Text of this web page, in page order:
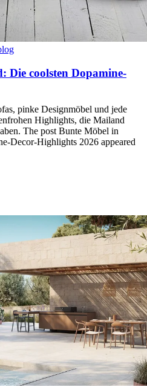
Die coolsten Dopamine-
pinke Designmöbel und jede
Highlights, die Mailand
The post Bunte Möbel in
Decor-Highlights 2026 appeared